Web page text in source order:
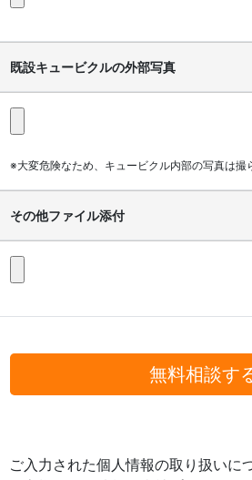
既設キュービクルの外部写真
※大変危険なため、キュービクル内部の写真は撮
その他ファイル添付
無料相談す
ご入力された個人情報の取り扱いに